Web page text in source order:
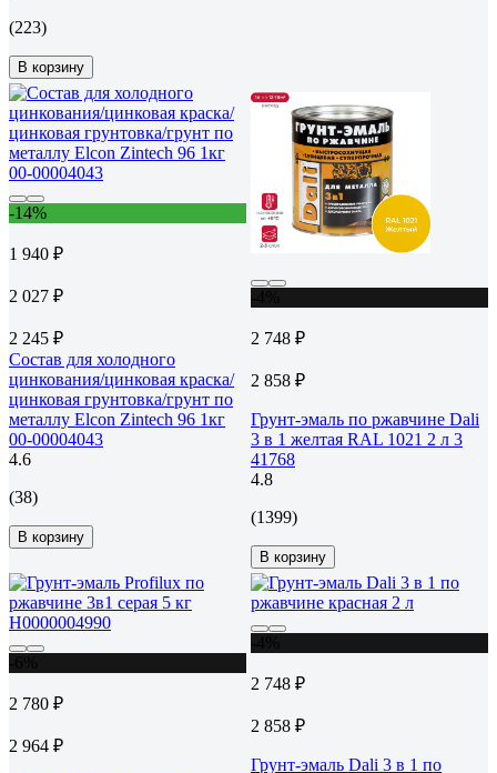
(223)
В корзину
-14%
1 940 ₽
2 027 ₽
2 245 ₽
Состав для холодного
цинкования/цинковая краска/
цинковая грунтовка/грунт по
металлу Elcon Zintech 96 1кг
00-00004043
4.6
(38)
В корзину
2 748 ₽
2 858 ₽
Грунт-эмаль по ржавчине Dali
3 в 1 желтая RAL 1021 2 л 3
41768
4.8
(1399)
В корзину
2 780 ₽
2 964 ₽
2 748 ₽
2 858 ₽
Грунт-эмаль Dali 3 в 1 по